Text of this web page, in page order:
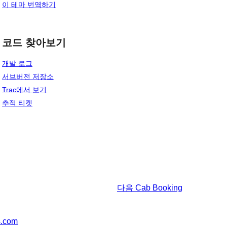
이 테마 번역하기
코드 찾아보기
개발 로그
서브버전 저장소
Trac에서 보기
추적 티켓
다음 Cab Booking